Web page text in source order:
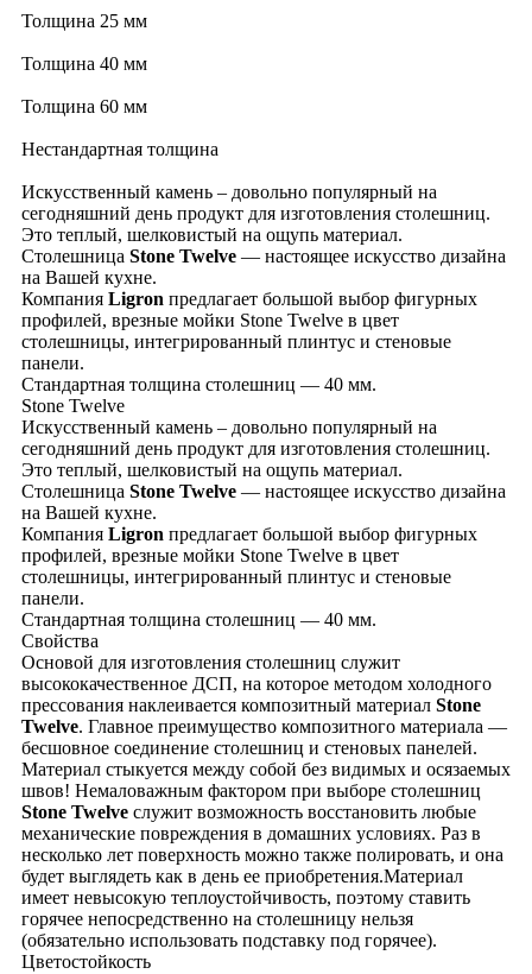
Толщина 25 мм
Толщина 40 мм
Толщина 60 мм
Нестандартная толщина
Искусственный камень – довольно популярный на
сегодняшний день продукт для изготовления столешниц.
Это теплый, шелковистый на ощупь материал.
Столешница Stone Twelve — настоящее искусство дизайна
на Вашей кухне.
Компания Ligron предлагает большой выбор фигурных
профилей, врезные мойки Stone Twelve в цвет
столешницы, интегрированный плинтус и стеновые
панели.
Стандартная толщина столешниц — 40 мм.
Stone Twelve
Искусственный камень – довольно популярный на
сегодняшний день продукт для изготовления столешниц.
Это теплый, шелковистый на ощупь материал.
Столешница Stone Twelve — настоящее искусство дизайна
на Вашей кухне.
Компания Ligron предлагает большой выбор фигурных
профилей, врезные мойки Stone Twelve в цвет
столешницы, интегрированный плинтус и стеновые
панели.
Стандартная толщина столешниц — 40 мм.
Свойства
Основой для изготовления столешниц служит
высококачественное ДСП, на которое методом холодного
прессования наклеивается композитный материал Stone
Twelve. Главное преимущество композитного материала —
бесшовное соединение столешниц и стеновых панелей.
Материал стыкуется между собой без видимых и осязаемых
швов! Немаловажным фактором при выборе столешниц
Stone Twelve служит возможность восстановить любые
механические повреждения в домашних условиях. Раз в
несколько лет поверхность можно также полировать, и она
будет выглядеть как в день ее приобретения.Материал
имеет невысокую теплоустойчивость, поэтому ставить
горячее непосредственно на столешницу нельзя
(обязательно использовать подставку под горячее).
Цветостойкость